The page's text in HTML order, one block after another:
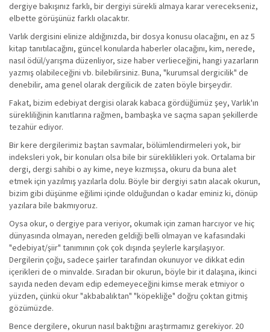
dergiye bakışınız farklı, bir dergiyi sürekli almaya karar verecekseniz,
elbette görüşünüz farklı olacaktır.
Varlık dergisini elinize aldığınızda, bir dosya konusu olacağını, en az 5
kitap tanıtılacağını, güncel konularda haberler olacağını, kim, nerede,
nasıl ödül/yarışma düzenliyor, size haber verlieceğini, hangi yazarların
yazmış olabileceğini vb. bilebilirsiniz. Buna, "kurumsal dergicilik" de
denebilir, ama genel olarak dergilicik de zaten böyle birşeydir.
Fakat, bizim edebiyat dergisi olarak kabaca gördüğümüz şey, Varlık'ın
sürekliliğinin kanıtlarına rağmen, bambaşka ve saçma sapan şekillerde
tezahür ediyor.
Bir kere dergilerimiz baştan savmalar, bölümlendirmeleri yok, bir
indeksleri yok, bir konuları olsa bile bir süreklilikleri yok. Ortalama bir
dergi, dergi sahibi o ay kime, neye kızmışsa, okuru da buna alet
etmek için yazılmış yazılarla dolu. Böyle bir dergiyi satın alacak okurun,
bizim gibi düşünme eğilimi içinde olduğundan o kadar eminiz ki, dönüp
yazılara bile bakmıyoruz.
Oysa okur, o dergiye para veriyor, okumak için zaman harcıyor ve hiç
dünyasında olmayan, nereden geldiği belli olmayan ve kafasındaki
"edebiyat/şiir" tanımının çok çok dışında şeylerle karşılaşıyor.
Dergilerin çoğu, sadece şairler tarafından okunuyor ve dikkat edin
içerikleri de o minvalde. Sıradan bir okurun, böyle bir it dalaşına, ikinci
sayıda neden devam edip edemeyeceğini kimse merak etmiyor o
yüzden, çünkü okur "akbabalıktan" "köpekliğe" doğru çoktan gitmiş
gözümüzde.
Bence dergilere, okurun nasıl baktığını araştırmamız gerekiyor. 20